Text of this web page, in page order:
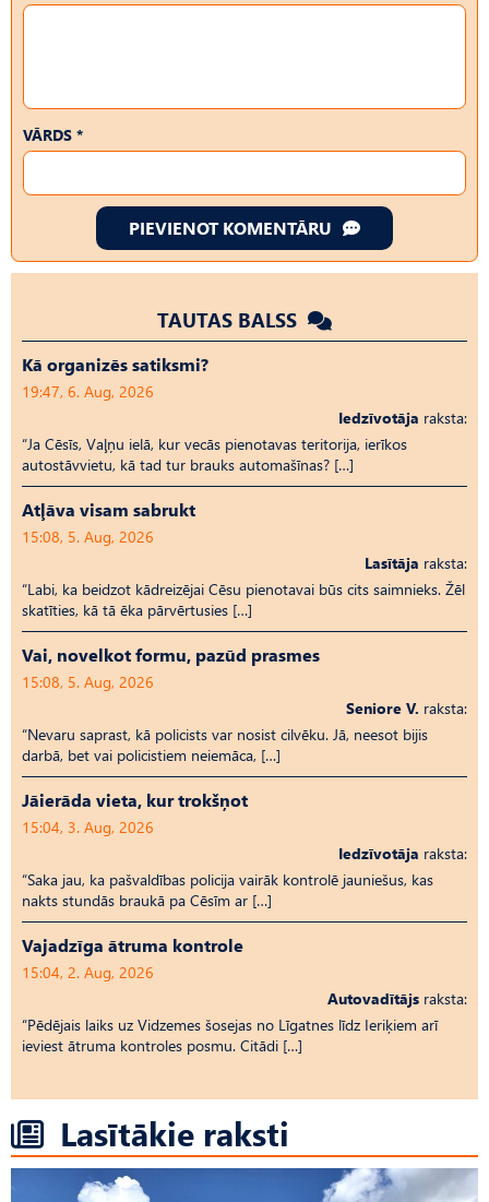
VĀRDS *
PIEVIENOT KOMENTĀRU
TAUTAS BALSS
Kā organizēs satiksmi?
19:47, 6. Aug, 2026
Iedzīvotāja raksta:
“Ja Cēsīs, Vaļņu ielā, kur vecās pienotavas teritorija, ierīkos
autostāvvietu, kā tad tur brauks automašīnas? […]
Atļāva visam sabrukt
15:08, 5. Aug, 2026
Lasītāja raksta:
“Labi, ka beidzot kādreizējai Cēsu pienotavai būs cits saimnieks. Žēl
skatīties, kā tā ēka pārvērtusies […]
Vai, novelkot formu, pazūd prasmes
15:08, 5. Aug, 2026
Seniore V. raksta:
“Nevaru saprast, kā policists var nosist cilvēku. Jā, neesot bijis
darbā, bet vai policistiem neiemāca, […]
Jāierāda vieta, kur trokšņot
15:04, 3. Aug, 2026
Iedzīvotāja raksta:
“Saka jau, ka pašvaldības policija vairāk kontrolē jauniešus, kas
nakts stundās braukā pa Cēsīm ar […]
Vajadzīga ātruma kontrole
15:04, 2. Aug, 2026
Autovadītājs raksta:
“Pēdējais laiks uz Vid­ze­mes šosejas no Līgatnes līdz Ieriķiem arī
ieviest ātruma kontroles posmu. Citādi […]
Lasītākie raksti